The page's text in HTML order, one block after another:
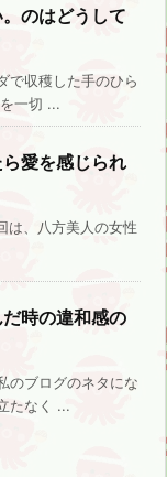
のはどうして
で収穫した手のひら
一切 ...
愛を感じられ
、八方美人の女性
時の違和感の
のブログのネタにな
たなく ...